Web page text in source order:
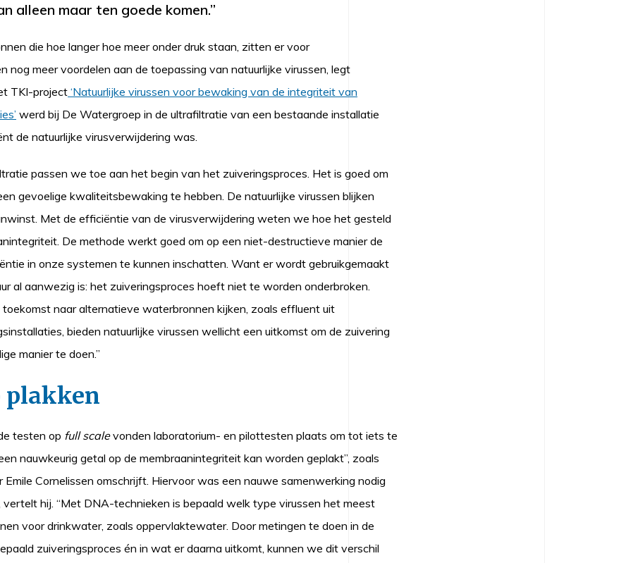
alleen maar ten goede komen.”
die hoe langer hoe meer onder druk staan, zitten er voor
nog meer voordelen aan de toepassing van natuurlijke virussen, legt
TKI-project ‘Natuurlijke virussen voor bewaking van de integriteit van
werd bij De Watergroep in de ultrafiltratie van een bestaande installatie
de natuurlijke virusverwijdering was.
passen we toe aan het begin van het zuiveringsproces. Het is goed om
gevoelige kwaliteitsbewaking te hebben. De natuurlijke virussen blijken
Met de efficiëntie van de virusverwijdering weten we hoe het gesteld
De methode werkt goed om op een niet-destructieve manier de
in onze systemen te kunnen inschatten. Want er wordt gebruikgemaakt
al aanwezig is: het zuiveringsproces hoeft niet te worden onderbroken.
naar alternatieve waterbronnen kijken, zoals effluent uit
bieden natuurlijke virussen wellicht een uitkomst om de zuivering
manier te doen.”
plakken
testen op full scalevonden laboratorium- en pilottesten plaats om tot iets te
nauwkeurig getal op de membraanintegriteit kan worden geplakt”, zoals
Cornelissen omschrijft. Hiervoor was een nauwe samenwerking nodig
vertelt hij. “Met DNA-technieken is bepaald welk type virussen het meest
voor drinkwater, zoals oppervlaktewater. Door metingen te doen in de
zuiveringsproces én in wat er daarna uitkomt, kunnen we dit verschil